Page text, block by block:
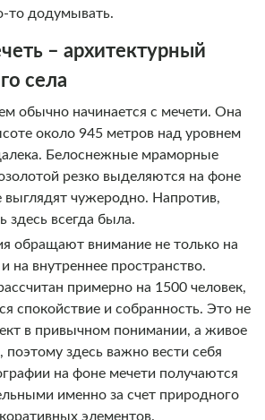
то додумывать.
– архитектурный
села
обычно начинается с мечети. Она
около 945 метров над уровнем
Белоснежные мраморные
резко выделяются на фоне
выглядят чужеродно. Напротив,
здесь всегда была.
обращают внимание не только на
на внутреннее пространство.
примерно на 1500 человек,
спокойствие и собранность. Это не
в привычном понимании, а живое
поэтому здесь важно вести себя
на фоне мечети получаются
именно за счет природного
элементов.